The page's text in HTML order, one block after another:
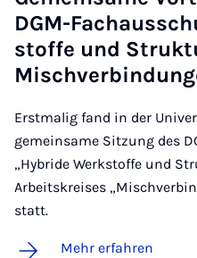
DGM-
stof­fe und
Erstmalig fand in der
gemeinsame Sitzung des
„Hybride Werkstoffe und
Arbeitskreises
statt.
Mehr erfahren